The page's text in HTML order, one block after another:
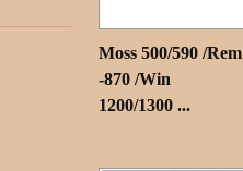
Moss 500/590 /Rem
-870 /Win
1200/1300 ...